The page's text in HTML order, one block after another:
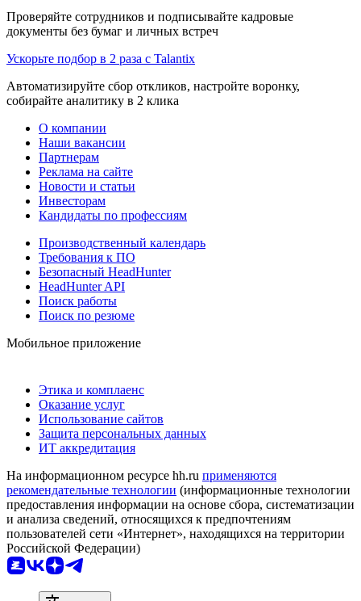
Проверяйте сотрудников и подписывайте кадровые
документы без бумаг и личных встреч
Ускорьте подбор в 2 раза с Talantix
Автоматизируйте сбор откликов, настройте воронку,
собирайте аналитику в 2 клика
О компании
Наши вакансии
Партнерам
Реклама на сайте
Новости и статьи
Инвесторам
Кандидаты по профессиям
Производственный календарь
Требования к ПО
Безопасный HeadHunter
HeadHunter API
Поиск работы
Поиск по резюме
Мобильное приложение
Этика и комплаенс
Оказание услуг
Использование сайтов
Защита персональных данных
ИТ аккредитация
На информационном ресурсе hh.ru применяются
рекомендательные технологии (информационные технологии
предоставления информации на основе сбора, систематизации
и анализа сведений, относящихся к предпочтениям
пользователей сети «Интернет», находящихся на территории
Российской Федерации)